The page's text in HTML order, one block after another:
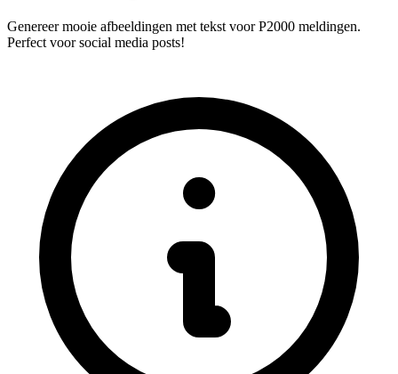
Genereer mooie afbeeldingen met tekst voor P2000 meldingen.
Perfect voor social media posts!